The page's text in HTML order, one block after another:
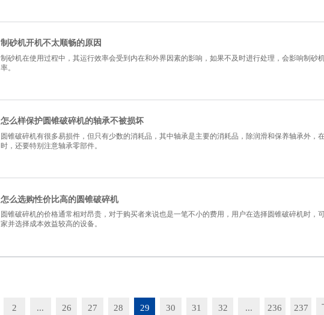
制砂机开机不太顺畅的原因
制砂机在使用过程中，其运行效率会受到内在和外界因素的影响，如果不及时进行处理，会影响制砂
率。
怎么样保护圆锥破碎机的轴承不被损坏
圆锥破碎机有很多易损件，但只有少数的消耗品，其中轴承是主要的消耗品，除润滑和保养轴承外，
时，还要特别注意轴承零部件。
怎么选购性价比高的圆锥破碎机
圆锥破碎机的价格通常相对昂贵，对于购买者来说也是一笔不小的费用，用户在选择圆锥破碎机时，
家并选择成本效益较高的设备。
2 ... 26 27 28 29 30 31 32 ... 236 237